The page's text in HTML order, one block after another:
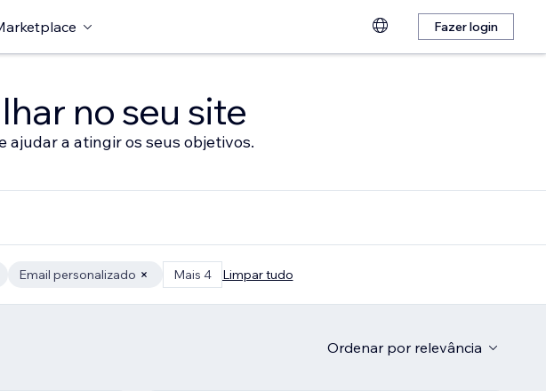
Fazer login
no seu site
ajudar a atingir os seus objetivos.
Email personalizado Mais 4 Limpar tudo
Ordenar por relevância